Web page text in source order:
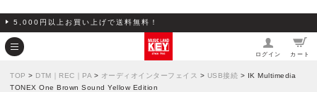
5,000円以上お買い上げで送料無料！
ログイン カート
TOP > DTM｜REC｜PA > オーディオインターフェイス > USB接続 > IK Multimedia
TONEX One Brown Sound Yellow Edition